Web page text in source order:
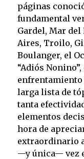
páginas
fundamental
Gardel, Mar del
Aires, Troilo,
Boulanger, el
“Adiós
enfrentamiento
larga lista de
tanta
elementos
hora de
extraordinario
—y única— vez